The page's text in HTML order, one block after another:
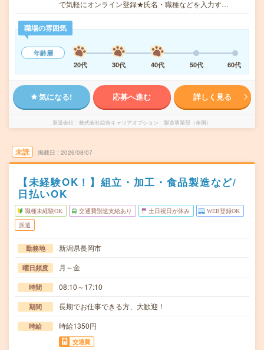
で気軽にオンライン登録★氏名・職種などを入力す…
職場の雰囲気
年齢層
20代
30代 40代 50代 60代
気になる! 応募へ進む 詳しく見る
派遣会社 株式会社綜合キャリアオプション 製造事業部（全国）
未読 掲載日 2026/08/07
【未経験OK！】組立・加工・食品製造など/
日払いOK
職種未経験OK 交通費別途支給あり 土日祝日が休み WEB登録OK
派遣
勤務地 新潟県長岡市
曜日頻度 月～金
時間 08:10～17:10
期間 長期でお仕事できる方、大歓迎！
時給 時給1350円
交通費